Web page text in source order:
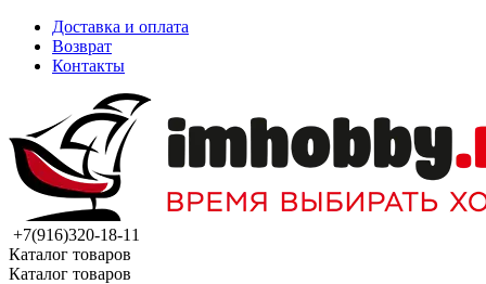
Доставка и оплата
Возврат
Контакты
+7(916)320-18-11
Каталог товаров
Каталог товаров